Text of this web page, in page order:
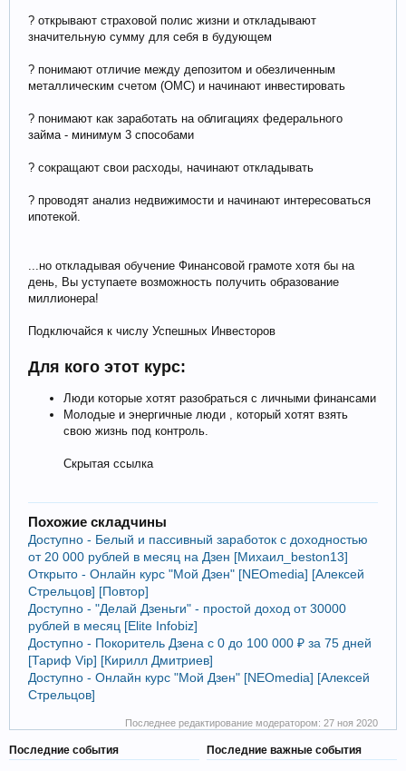
? открывают страховой полис жизни и откладывают
значительную сумму для себя в будующем
? понимают отличие между депозитом и обезличенным
металлическим счетом (ОМС) и начинают инвестировать
? понимают как заработать на облигациях федерального
займа - минимум 3 способами
? сокращают свои расходы, начинают откладывать
? проводят анализ недвижимости и начинают интересоваться
ипотекой.
...но откладывая обучение Финансовой грамоте хотя бы на
день, Вы уступаете возможность получить образование
миллионера!
Подключайся к числу Успешных Инвесторов
Для кого этот курс:
Люди которые хотят разобраться с личными финансами
Молодые и энергичные люди , который хотят взять
свою жизнь под контроль.
Скрытая ссылка
Похожие складчины
Доступно - Белый и пассивный заработок с доходностью
от 20 000 рублей в месяц на Дзен [Михаил_beston13]
Открыто - Онлайн курс "Мой Дзен" [NEOmedia] [Алексей
Стрельцов] [Повтор]
Доступно - "Делай Дзеньги" - простой доход от 30000
рублей в месяц [Elite Infobiz]
Доступно - Покоритель Дзена с 0 до 100 000 ₽ за 75 дней
[Тариф Vip] [Кирилл Дмитриев]
Доступно - Онлайн курс "Мой Дзен" [NEOmedia] [Алексей
Стрельцов]
Последнее редактирование модератором: 27 ноя 2020
Последние события
Последние важные события